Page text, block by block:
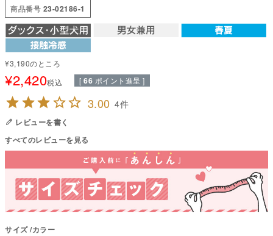
【接触冷感×メッシュ素材】
通気性の高いメッシュ生地で、暑い季節にも使いやすい仕様。
【昇華プリントのオリジナル柄】
発色の良いプリントで、夏らしいデザインを楽しめるシリーズ。
【軽くて動きやすいタンクトップ・日本製】
前足まわりが自由に動かせるため、日常使いに取り入れやすい形。
国内縫製工場で一つひとつ丁寧に仕上げています。
■ 素材・機能について
・接触冷感機能でひんやりとした肌触り
・メッシュ構造で通気性が高くムレにくい
・軽量で乾きやすく扱いやすい素材
・昇華プリント対応で発色がきれいに出る生地
・薄手で体温を調整しやすい夏向け素材
●本体：接触冷感メッシュ（ポリエステル100%）
●部分使い：40スパンテレコ（綿95%・ポリウレタン5%）
商品番号 23-02186-1
¥3,190のところ
¥2,420税込 [ 66 ポイント進呈 ]
3.00 4
レビューを書く
すべてのレビューを見る
サイズ カラー